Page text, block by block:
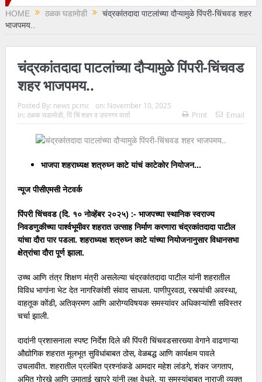
HOME
ठळक घडामोडी
चंद्रकांतदादा पाटलांच्या दौऱ्यामुळे पिंपरी-चिंचवड शहर
भाजपमय..
चंद्रकांतदादा पाटलांच्या दौऱ्यामुळे पिंपरी-चिंचवड
शहर भाजपमय..
Posted By: news pcmc on: November 10, 2025
In: ठळक घडामोडी, पिं चिं शहर व उपनगर वार्ता Print Email
भाजपा शहराध्यक्ष शत्रुघ्न काटे यांचं काटेकोर नियोजन…
न्यूज पीसीएमसी नेटवर्क
पिंपरी चिंचवड (दि. १० नोव्हेंबर २०२५) :- भाजपच्या स्थानिक स्वराज्य
निवडणुकीच्या पार्श्वभूमीवर शहरात उत्साह निर्माण करणारा चंद्रकांतदादा पाटील
यांचा दौरा पार पडला. शहराध्यक्ष शत्रुघ्न काटे यांच्या नियोजनानुसार विधानसभा
क्षेत्रांचा दौरा पूर्ण झाला.
उच्च आणि तंत्र शिक्षण मंत्री असलेल्या चंद्रकांतदादा पाटील यांनी शहरातील
विविध भागांना भेट देत नागरिकांशी संवाद साधला. पाणीपुरवठा, रस्त्यांची अवस्था,
वाहतूक कोंडी, अतिक्रमण आणि आरोग्यविषयक समस्यांवर अधिकाऱ्यांशी सविस्तर
चर्चा झाली.
दादांनी प्रशासनाला स्पष्ट निर्देश दिले की पिंपरी चिंचवडसारख्या वेगाने वाढणाऱ्या
औद्योगिक शहरात मूलभूत सुविधांबाबत ठोस, वेळबद्ध आणि कार्यक्षम पावले
उचलावीत. शहरातील प्रलंबित प्रश्नांकडे आमदार महेश लांडगे, शंकर जगताप,
अमित गोरखे आणि उमाताई खापरे यांनी लक्ष वेधले. या समस्यांबाबत नाराजी व्यक्त